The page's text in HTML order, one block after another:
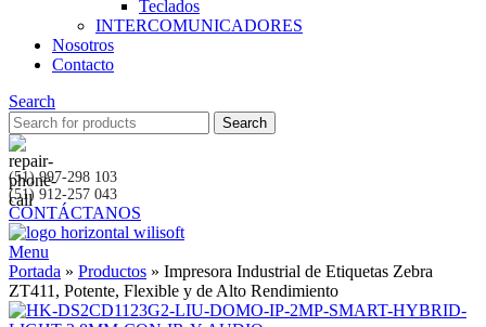
Teclados
INTERCOMUNICADORES
Nosotros
Contacto
Search
Search
(51) 997-298 103
(51) 912-257 043
CONTÁCTANOS
Menu
Portada » Productos » Impresora Industrial de Etiquetas Zebra
ZT411, Potente, Flexible y de Alto Rendimiento